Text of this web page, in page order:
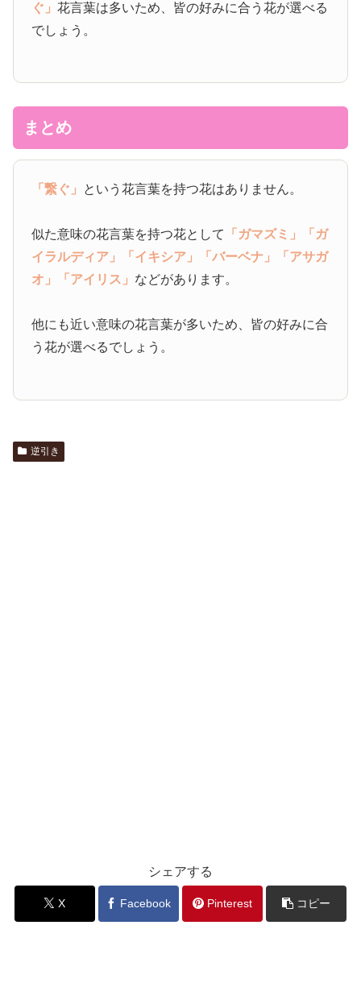
ぐ」花言葉は多いため、皆の好みに合う花が選べる
でしょう。
まとめ
「繋ぐ」 という花言葉を持つ花はありません。
似た意味の花言葉を持つ花として 「ガマズミ」
「ガ
イラルディア」
「イキシア」 「バーベナ」
「アサガ
オ」
「アイリス」 などがあります。
他にも近い意味の花言葉が多いため、皆の好みに合
う花が選べるでしょう。
逆引き
シェアする
X Facebook Pinterest コピー